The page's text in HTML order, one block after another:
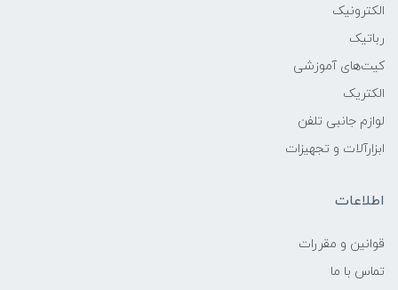
الکترونیک
رباتیک
کیت‌های آموزشی
الکتریک
لوازم جانبی تلفن
ابزارآلات و تجهیزات
اطلاعات
قوانين و مقررات
تماس با ما